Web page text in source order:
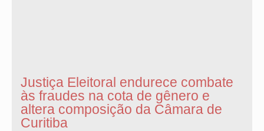
Justiça Eleitoral endurece combate
às fraudes na cota de gênero e
altera composição da Câmara de
Curitiba